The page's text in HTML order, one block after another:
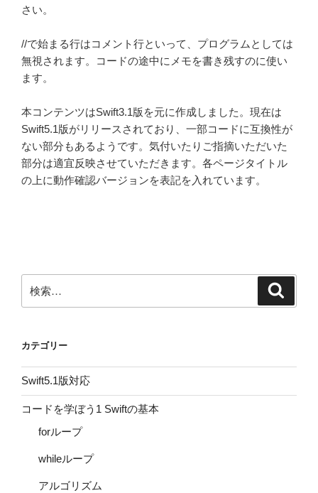
さい。
//で始まる行はコメント行といって、プログラムとしては
無視されます。コードの途中にメモを書き残すのに使い
ます。
本コンテンツはSwift3.1版を元に作成しました。現在は
Swift5.1版がリリースされており、一部コードに互換性が
ない部分もあるようです。気付いたりご指摘いただいた
部分は適宜反映させていただきます。各ページタイトル
の上に動作確認バージョンを表記を入れています。
索:
カテゴリー
Swift5.1版対応
コードを学ぼう1 Swiftの基本
forループ
whileループ
アルゴリズム